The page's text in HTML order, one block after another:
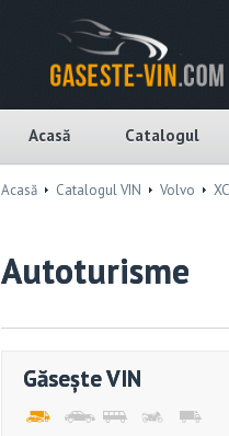
Acasă Catalogul
Acasă Catalogul VIN Volvo
Autoturisme
Găsește VIN